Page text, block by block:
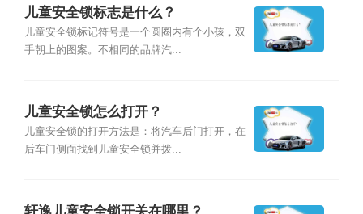
儿童安全锁标志是什么？
儿童安全锁标记符号是一个圆圈内有个小孩，双
手朝上的图案。不相同的品牌汽...
儿童安全锁怎么打开？
儿童安全锁的打开方法是：将汽车后门打开，在
后车门侧面找到儿童安全锁并拨...
轩逸儿童安全锁开关在哪里？